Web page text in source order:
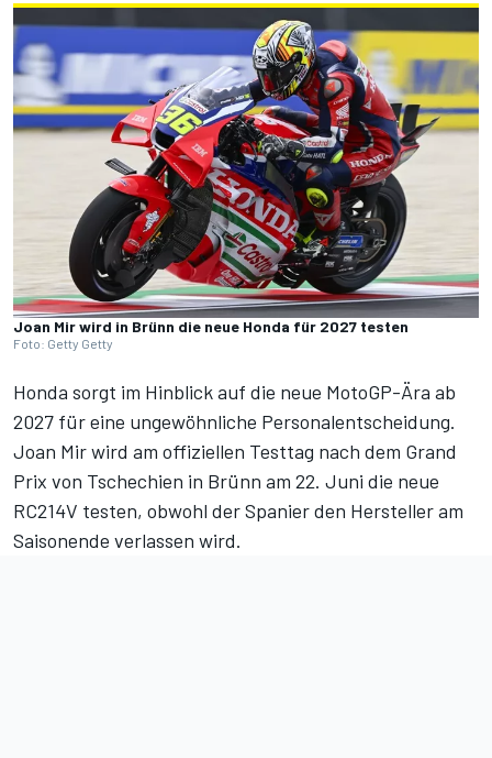
Joan Mir wird in Brünn die neue Honda für 2027 testen
Foto: Getty Getty
Honda sorgt im Hinblick auf die neue MotoGP-Ära ab
2027 für eine ungewöhnliche Personalentscheidung.
Joan Mir wird am offiziellen Testtag nach dem Grand
Prix von Tschechien in Brünn am 22. Juni die neue
RC214V testen, obwohl der Spanier den Hersteller am
Saisonende verlassen wird.